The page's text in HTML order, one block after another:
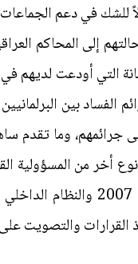
في دعم الجماعات
إلى المحاكم
التي أودعت
الفساد بين
جرائمهم، وما
نوع أخر من المسؤولية
والتصويت على